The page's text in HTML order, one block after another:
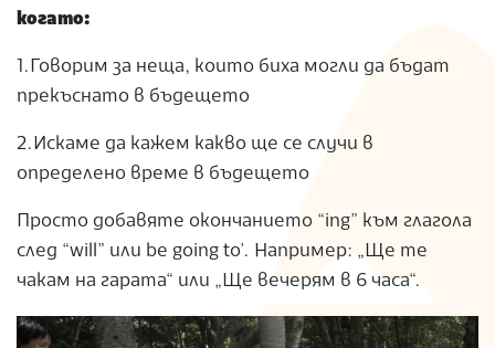
когато:
1.Говорим за неща, които биха могли да бъдат
прекъснато в бъдещето
2.Искаме да кажем какво ще се случи в
определено време в бъдещето
Просто добавяте окончанието “ing” към глагола
след “will” или be going to’. Например: „Ще те
чакам на гарата“ или „Ще вечерям в 6 часа“.